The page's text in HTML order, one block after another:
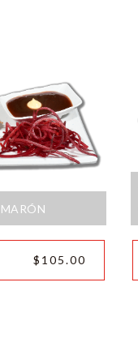
$105.00